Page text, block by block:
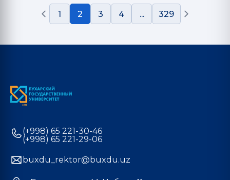
1 2 3 4 ... 329
(+998) 65 221-30-46
(+998) 65 221-29-06
buxdu_rektor@buxdu.uz